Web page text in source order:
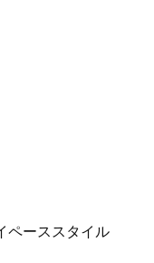
ペーススタイル